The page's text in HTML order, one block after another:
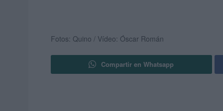
Fotos: Quino / Vídeo: Óscar Román
Compartir en Whatsapp